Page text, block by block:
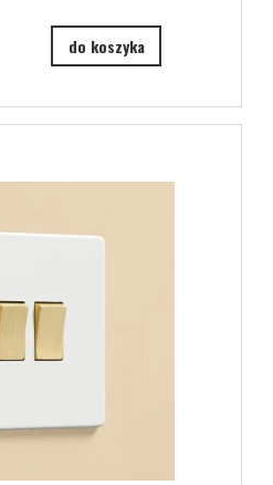
do koszyka